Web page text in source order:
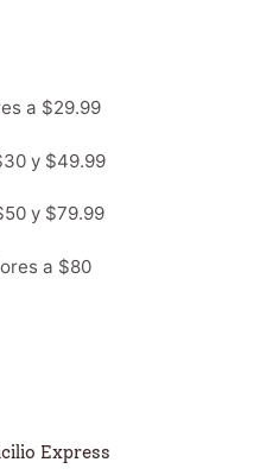
a $29.99
y $49.99
y $79.99
a $80
Express